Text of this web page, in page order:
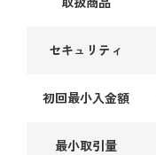
セキュリティ
初回最小入金額
最小取引量